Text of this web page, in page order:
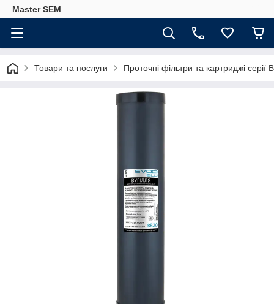
Master SEM
Товари та послуги Проточні фільтри та картриджі серії